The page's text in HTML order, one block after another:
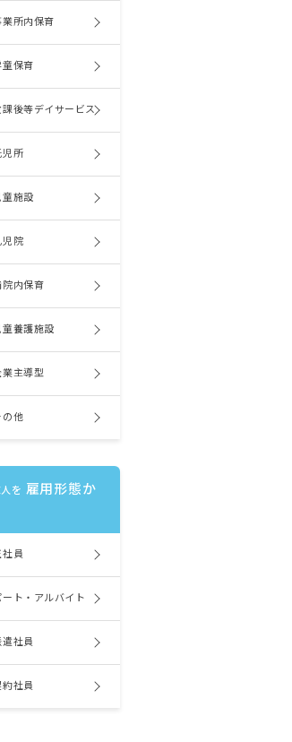
所内保育
保育
後等デイサービス
児所
施設
児院
院内保育
養護施設
主導型
他
を 雇用形態か
員
ト・アルバイト
社員
社員